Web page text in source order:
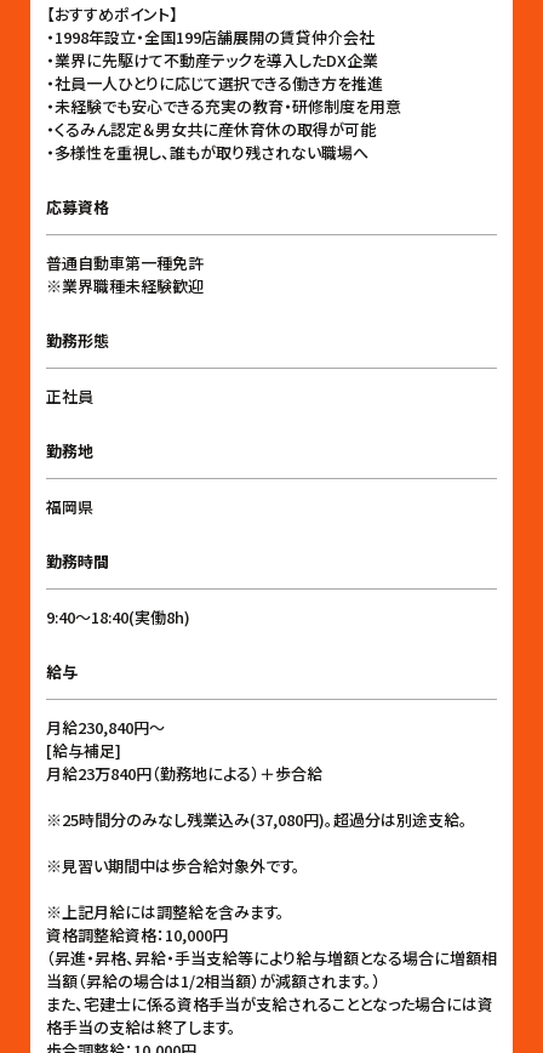
【おすすめポイント】
・1998年設立・全国199店舗展開の賃貸仲介会社
・業界に先駆けて不動産テックを導入したDX企業
・社員一人ひとりに応じて選択できる働き方を推進
・未経験でも安心できる充実の教育・研修制度を用意
・くるみん認定＆男女共に産休育休の取得が可能
・多様性を重視し、誰もが取り残されない職場へ
応募資格
普通自動車第一種免許
※業界職種未経験歓迎
勤務形態
正社員
勤務地
福岡県
勤務時間
9:40〜18:40(実働8h)
給与
月給230,840円〜
[給与補足]
月給23万840円（勤務地による）＋歩合給
※25時間分のみなし残業込み(37,080円)。超過分は別途支給。
※見習い期間中は歩合給対象外です。
※上記月給には調整給を含みます。
資格調整給資格：10,000円
（昇進・昇格、昇給・手当支給等により給与増額となる場合に増額相
当額（昇給の場合は1/2相当額）が減額されます。）
また、宅建士に係る資格手当が支給されることとなった場合には資
格手当の支給は終了します。